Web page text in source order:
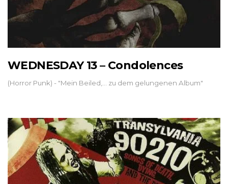
WEDNESDAY 13 – Condolences
(Horror Punk) - "Mein Beiled,... zu dem gelungenen Album"